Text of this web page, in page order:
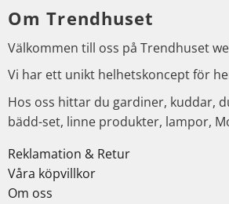
Om Trendhuset
Välkommen till oss på Trendhuset
Vi har ett unikt helhetskoncept för
Hos oss hittar du gardiner, kuddar,
bädd-set, linne produkter, lampor,
Reklamation & Retur
Våra köpvillkor
Om oss